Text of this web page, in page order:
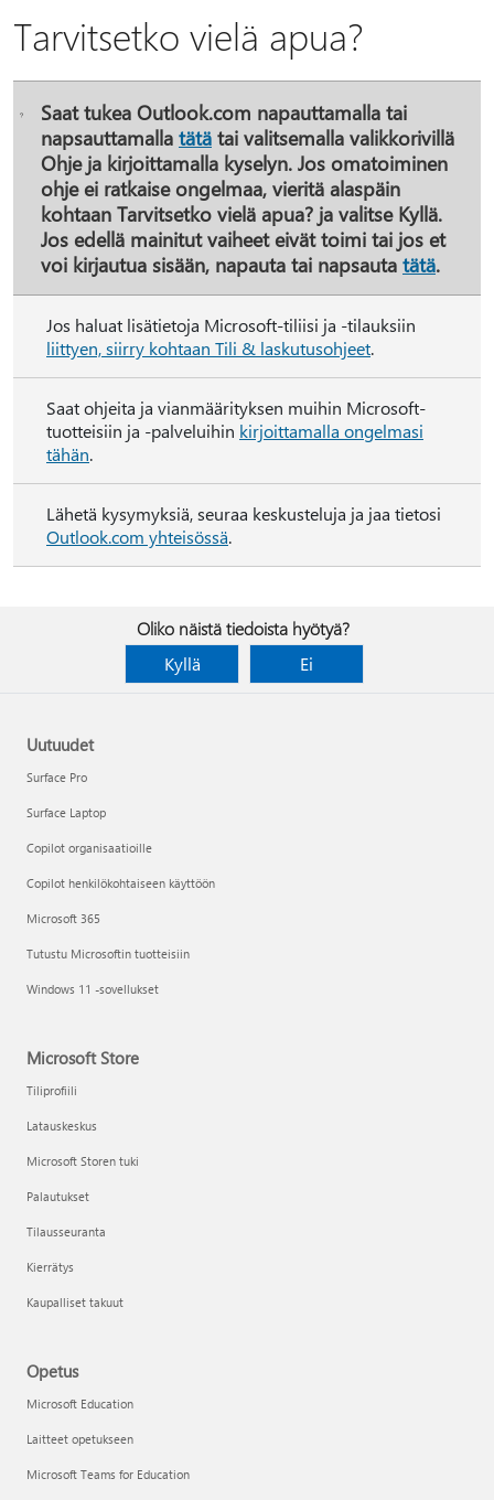
Tarvitsetko vielä apua?
Saat tukea Outlook.com napauttamalla tai
napsauttamalla tätä tai valitsemalla valikkorivillä
Ohjeja kirjoittamalla kyselyn. Jos omatoiminen
ohje ei ratkaise ongelmaa, vieritä alaspäin
kohtaan Tarvitsetko vielä apua? ja valitse Kyllä.
Jos edellä mainitut vaiheet eivät toimi tai jos et
voi kirjautua sisään, napauta tai napsauta tätä.
Jos haluat lisätietoja Microsoft-tiliisi ja -tilauksiin
liittyen, siirry kohtaan Tili & laskutusohjeet.
Saat ohjeita ja vianmäärityksen muihin Microsoft-
tuotteisiin ja -palveluihin kirjoittamalla ongelmasi
tähän.
Lähetä kysymyksiä, seuraa keskusteluja ja jaa tietosi
Outlook.com yhteisössä.
Oliko näistä tiedoista hyötyä?
Kyllä
Ei
Uutuudet
Surface Pro
Surface Laptop
Copilot organisaatioille
Copilot henkilökohtaiseen käyttöön
Microsoft 365
Tutustu Microsoftin tuotteisiin
Windows 11 -sovellukset
Microsoft Store
Tiliprofiili
Latauskeskus
Microsoft Storen tuki
Palautukset
Tilausseuranta
Kierrätys
Kaupalliset takuut
Opetus
Microsoft Education
Laitteet opetukseen
Microsoft Teams for Education